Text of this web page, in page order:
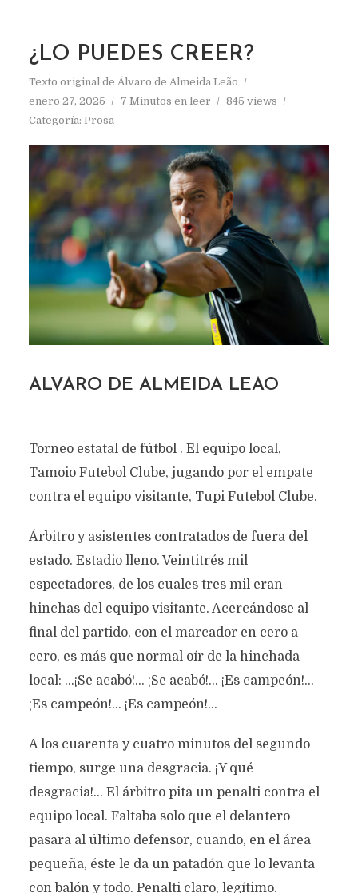
¿LO PUEDES CREER?
Texto original de Álvaro de Almeida Leão
enero 27, 2025
7 Minutos en leer
845 views
Categoría: Prosa
ALVARO DE ALMEIDA LEAO
Torneo estatal de fútbol . El equipo local,
Tamoio Futebol Clube, jugando por el empate
contra el equipo visitante, Tupi Futebol Clube.
Árbitro y asistentes contratados de fuera del
estado. Estadio lleno. Veintitrés mil
espectadores, de los cuales tres mil eran
hinchas del equipo visitante. Acercándose al
final del partido, con el marcador en cero a
cero, es más que normal oír de la hinchada
local: ...¡Se acabó!... ¡Se acabó!... ¡Es campeón!...
¡Es campeón!... ¡Es campeón!...
A los cuarenta y cuatro minutos del segundo
tiempo, surge una desgracia. ¡Y qué
desgracia!... El árbitro pita un penalti contra el
equipo local. Faltaba solo que el delantero
pasara al último defensor, cuando, en el área
pequeña, éste le da un patadón que lo levanta
con balón y todo. Penalti claro, legítimo.